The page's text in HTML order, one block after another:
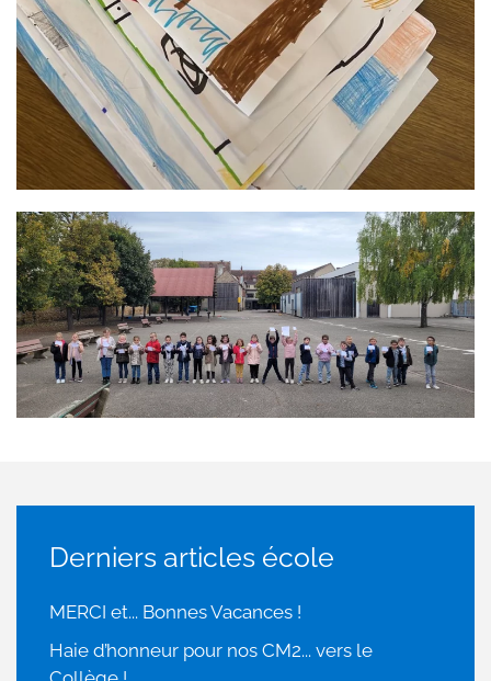
Derniers articles école
MERCI et... Bonnes Vacances !
Haie d’honneur pour nos CM2... vers le